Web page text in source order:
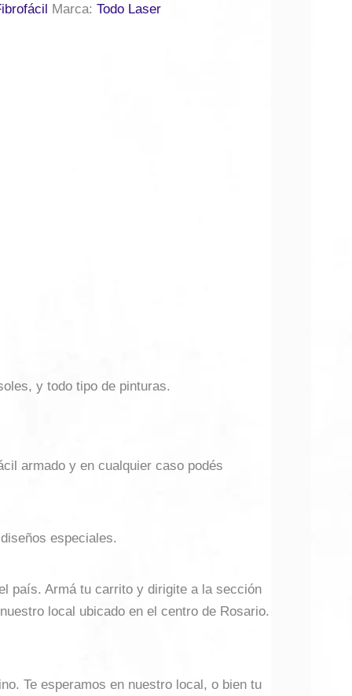
Marca: Todo Laser
y todo tipo de pinturas.
armado y en cualquier caso podés
especiales.
país. Armá tu carrito y dirigite a la sección
local ubicado en el centro de Rosario.
Te esperamos en nuestro local, o bien tu